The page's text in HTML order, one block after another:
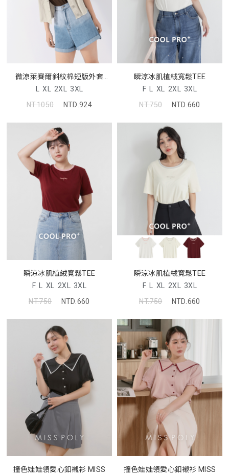
微涼萊賽爾斜紋棉短版外套
MUA
L XL 2XL 3XL
NT.1050
NTD.924
瞬涼冰肌植絨寬鬆TEE
F L XL 2XL 3XL
NT.750
NTD.660
瞬涼冰肌植絨寬鬆TEE
F L XL 2XL 3XL
NT.750
NTD.660
瞬涼冰肌植絨寬鬆TEE
F L XL 2XL 3XL
NT.750
NTD.660
撞色娃娃領愛心釦襯衫 MISS
撞色娃娃領愛心釦襯衫 MISS